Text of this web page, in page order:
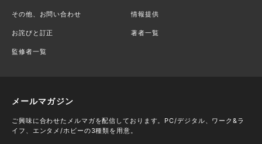
その他、お問い合わせ 情報提供
お詫びと訂正 著者一覧
監修者一覧
メールマガジン
ご興味に合わせたメルマガを配信しております。PC/デジタル、ワーク&ラ
イフ、エンタメ/ホビーの3種類を用意。